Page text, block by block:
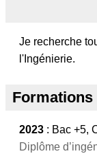
Je recherche
l'Ingénierie.
Formations
2023 : Bac +5,
Diplôme